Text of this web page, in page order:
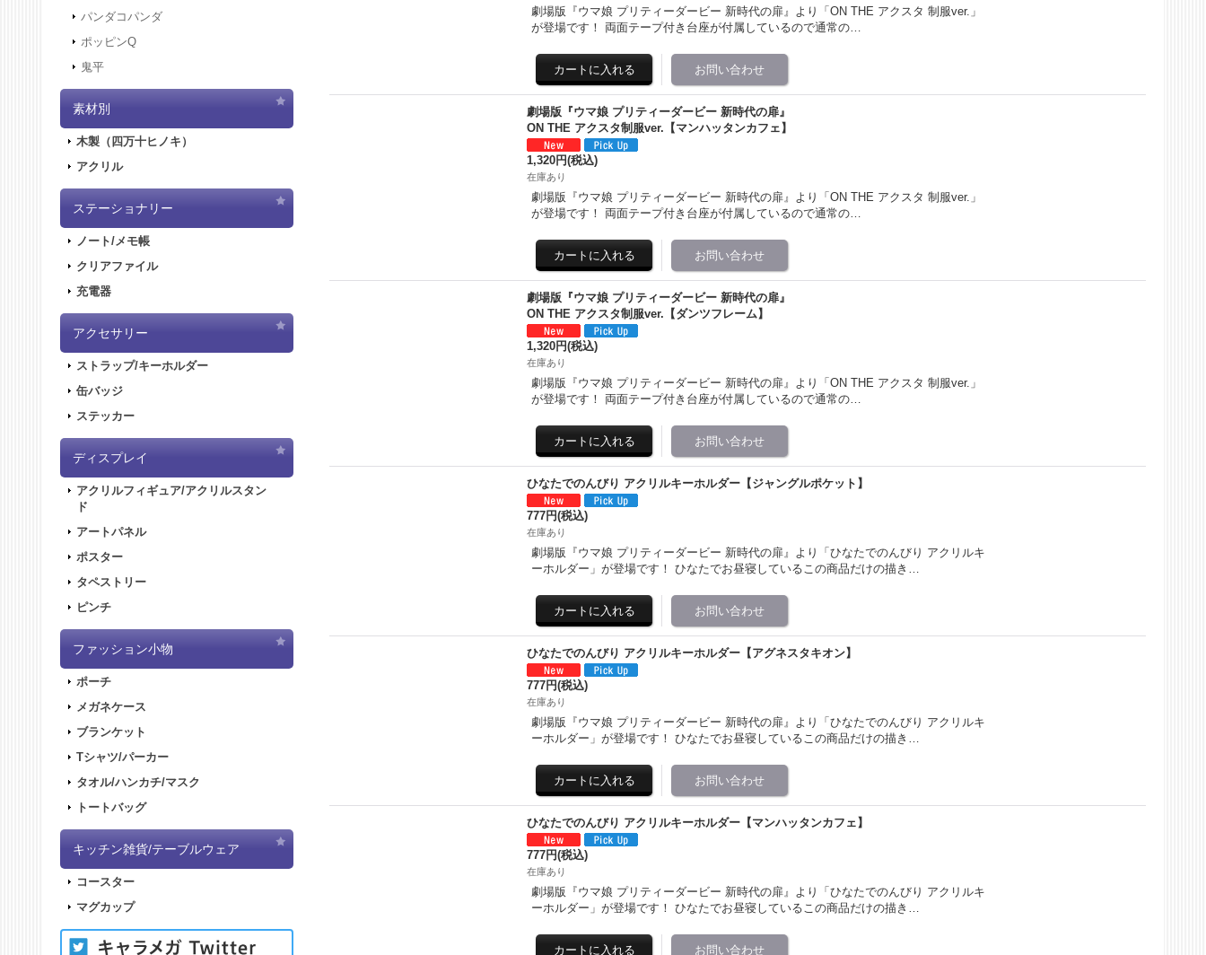
パンダコパンダ
ポッピンQ
鬼平
素材別
木製（四万十ヒノキ）
アクリル
ステーショナリー
ノート/メモ帳
クリアファイル
充電器
アクセサリー
ストラップ/キーホルダー
缶バッジ
ステッカー
ディスプレイ
アクリルフィギュア/アクリルスタン
ド
アートパネル
ポスター
タペストリー
ピンチ
ファッション小物
ポーチ
メガネケース
ブランケット
Tシャツ/パーカー
タオル/ハンカチ/マスク
トートバッグ
キッチン雑貨/テーブルウェア
コースター
マグカップ
劇場版『ウマ娘 プリティーダービー 新時代の扉』より「ON THE アクスタ 制服ver.」
が登場です！ 両面テープ付き台座が付属しているので通常の…
劇場版『ウマ娘 プリティーダービー 新時代の扉』
ON THE アクスタ制服ver.【マンハッタンカフェ】
1,320円(税込)
在庫あり
劇場版『ウマ娘 プリティーダービー 新時代の扉』より「ON THE アクスタ 制服ver.」
が登場です！ 両面テープ付き台座が付属しているので通常の…
劇場版『ウマ娘 プリティーダービー 新時代の扉』
ON THE アクスタ制服ver.【ダンツフレーム】
1,320円(税込)
在庫あり
劇場版『ウマ娘 プリティーダービー 新時代の扉』より「ON THE アクスタ 制服ver.」
が登場です！ 両面テープ付き台座が付属しているので通常の…
ひなたでのんびり アクリルキーホルダー【ジャングルポケット】
777円(税込)
在庫あり
劇場版『ウマ娘 プリティーダービー 新時代の扉』より「ひなたでのんびり アクリルキ
ーホルダー」が登場です！ ひなたでお昼寝しているこの商品だけの描き…
ひなたでのんびり アクリルキーホルダー【アグネスタキオン】
777円(税込)
在庫あり
劇場版『ウマ娘 プリティーダービー 新時代の扉』より「ひなたでのんびり アクリルキ
ーホルダー」が登場です！ ひなたでお昼寝しているこの商品だけの描き…
ひなたでのんびり アクリルキーホルダー【マンハッタンカフェ】
777円(税込)
在庫あり
劇場版『ウマ娘 プリティーダービー 新時代の扉』より「ひなたでのんびり アクリルキ
ーホルダー」が登場です！ ひなたでお昼寝しているこの商品だけの描き…